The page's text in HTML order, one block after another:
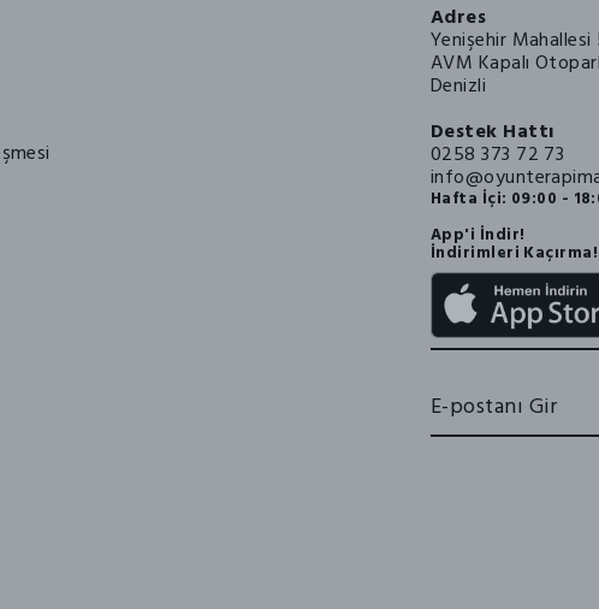
Adres
Yenişehir
AVM Kapalı
Denizli
Destek Hattı
0258 373 72 73
Hafta İçi: 09:00 -
App'i İndir!
İndirimleri Kaçırma!